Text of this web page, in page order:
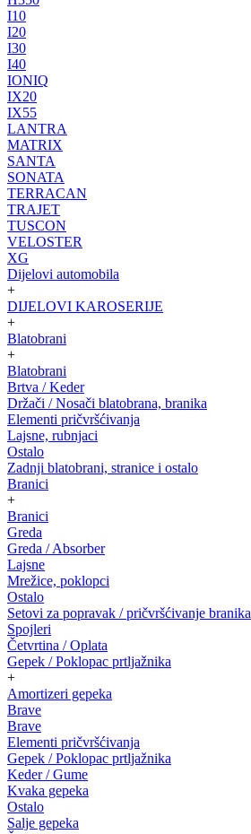
I10
I20
I30
I40
IONIQ
IX20
IX55
LANTRA
MATRIX
SANTA
SONATA
TERRACAN
TRAJET
TUSCON
VELOSTER
XG
Dijelovi automobila
+
DIJELOVI KAROSERIJE
+
Blatobrani
+
Blatobrani
Brtva / Keder
Držači / Nosači blatobrana, branika
Elementi pričvršćivanja
Lajsne, rubnjaci
Ostalo
Zadnji blatobrani, stranice i ostalo
Branici
+
Branici
Greda
Greda / Absorber
Lajsne
Mrežice, poklopci
Ostalo
Setovi za popravak / pričvršćivanje branika
Spojleri
Četvrtina / Oplata
Gepek / Poklopac prtljažnika
+
Amortizeri gepeka
Brave
Brave
Elementi pričvršćivanja
Gepek / Poklopac prtljažnika
Keder / Gume
Kvaka gepeka
Ostalo
Salje gepeka